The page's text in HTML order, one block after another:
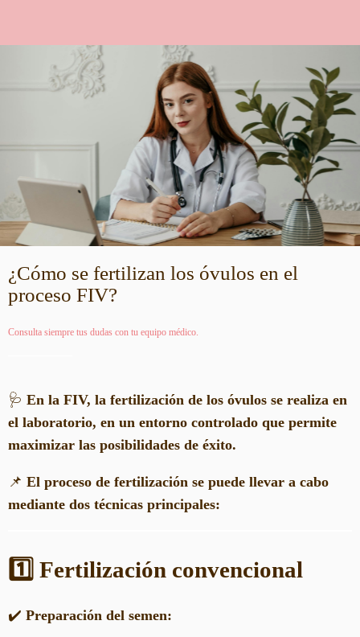
¿Cómo se fertilizan los óvulos en el
proceso FIV?
Consulta siempre tus dudas con tu equipo médico.
🩺 En la FIV, la fertilización de los óvulos se realiza en
el laboratorio, en un entorno controlado que permite
maximizar las posibilidades de éxito.
📌 El proceso de fertilización se puede llevar a cabo
mediante dos técnicas principales:
1️⃣ Fertilización convencional
✔️ Preparación del semen: